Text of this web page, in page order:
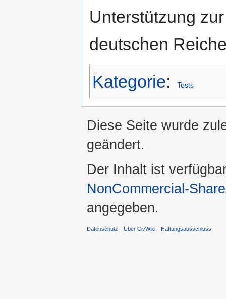
Unterstützung
deutschen
Kategorie: Tests
Diese Seite wurde
geändert.
Der Inhalt ist
NonCommercial-
angegeben.
Datenschutz Über CivWiki Haftungsausschluss